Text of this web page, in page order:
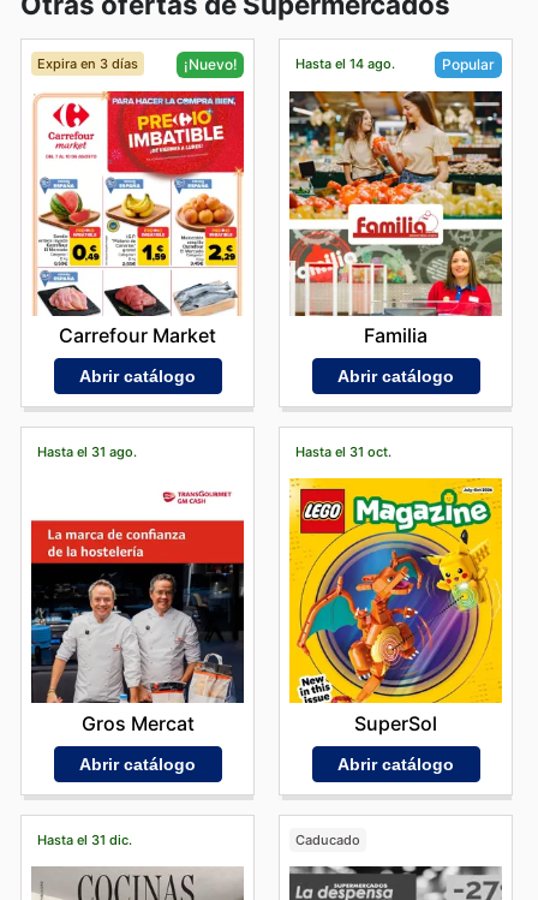
Expira en 3 días ¡Nuevo!
Carrefour Market
Abrir catálogo
Hasta el 14 ago. Popular
Familia
Abrir catálogo
Hasta el 31 ago.
Gros Mercat
Abrir catálogo
Hasta el 31 oct.
SuperSol
Abrir catálogo
Hasta el 31 dic. Caducado